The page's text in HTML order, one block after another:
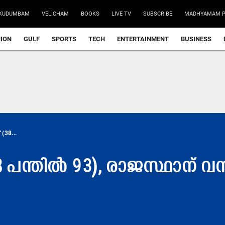
VELICHAM BOOKS LIVE TV SUBSCRIBE MADHYAMAM
GULF SPORTS TECH ENTERTAINMENT BUSINESS
പന്തിൽ 93), രാജസ്ഥാന്